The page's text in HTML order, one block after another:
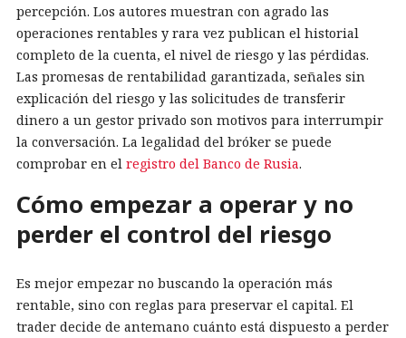
percepción. Los autores muestran con agrado las
operaciones rentables y rara vez publican el historial
completo de la cuenta, el nivel de riesgo y las pérdidas.
Las promesas de rentabilidad garantizada, señales sin
explicación del riesgo y las solicitudes de transferir
dinero a un gestor privado son motivos para interrumpir
la conversación. La legalidad del bróker se puede
comprobar en el registro del Banco de Rusia.
Cómo empezar a operar y no
perder el control del riesgo
Es mejor empezar no buscando la operación más
rentable, sino con reglas para preservar el capital. El
trader decide de antemano cuánto está dispuesto a perder